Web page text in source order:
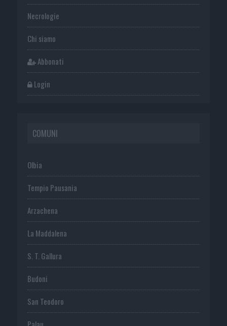
Necrologie
Chi siamo
Abbonati
Login
COMUNI
Olbia
Tempio Pausania
Arzachena
La Maddalena
S. T. Gallura
Budoni
San Teodoro